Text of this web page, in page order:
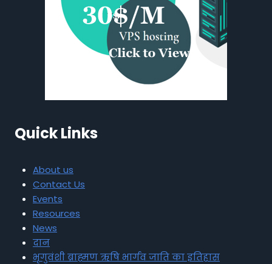
Quick Links
About us
Contact Us
Events
Resources
News
दान
भृगुवंशी ब्राह्मण ऋषि भार्गव जाति का इतिहास